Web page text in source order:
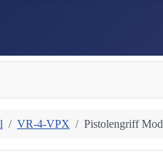
VR-4-VPX Pistolengriff